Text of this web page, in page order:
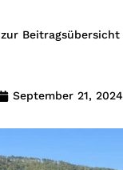
zur Beitragsübersicht
September 21, 2024